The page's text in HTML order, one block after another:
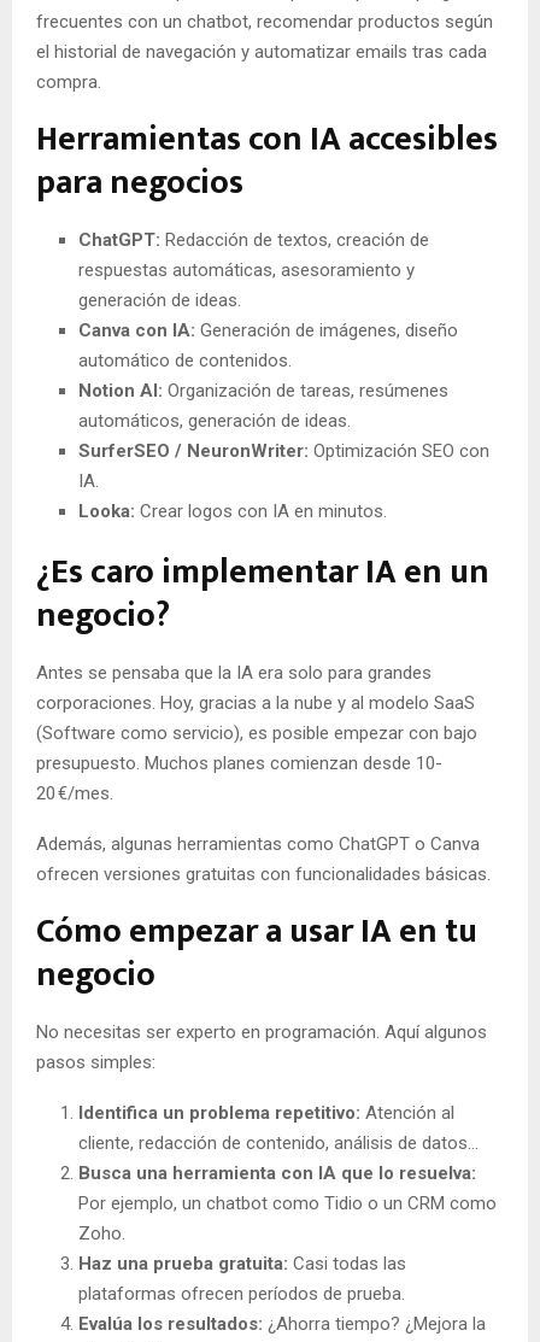
frecuentes con un chatbot, recomendar productos según
el historial de navegación y automatizar emails tras cada
compra.
Herramientas con IA accesibles
para negocios
ChatGPT: Redacción de textos, creación de
respuestas automáticas, asesoramiento y
generación de ideas.
Canva con IA: Generación de imágenes, diseño
automático de contenidos.
Notion AI: Organización de tareas, resúmenes
automáticos, generación de ideas.
SurferSEO / NeuronWriter: Optimización SEO con
IA.
Looka: Crear logos con IA en minutos.
¿Es caro implementar IA en un
negocio?
Antes se pensaba que la IA era solo para grandes
corporaciones. Hoy, gracias a la nube y al modelo SaaS
(Software como servicio), es posible empezar con bajo
presupuesto. Muchos planes comienzan desde 10-
20 €/mes.
Además, algunas herramientas como ChatGPT o Canva
ofrecen versiones gratuitas con funcionalidades básicas.
Cómo empezar a usar IA en tu
negocio
No necesitas ser experto en programación. Aquí algunos
pasos simples:
Identifica un problema repetitivo: Atención al
cliente, redacción de contenido, análisis de datos…
Busca una herramienta con IA que lo resuelva:
Por ejemplo, un chatbot como Tidio o un CRM como
Zoho.
Haz una prueba gratuita: Casi todas las
plataformas ofrecen períodos de prueba.
Evalúa los resultados: ¿Ahorra tiempo? ¿Mejora la